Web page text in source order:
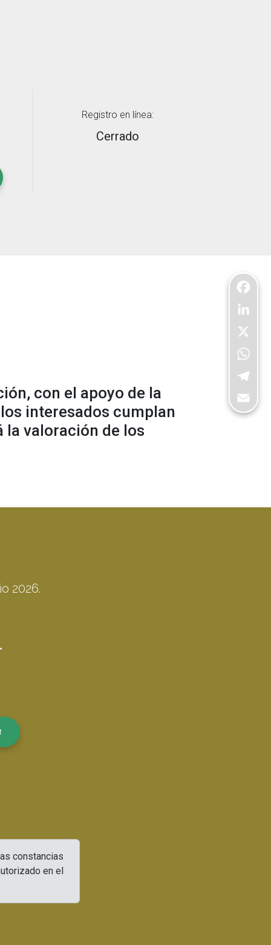
Registro en línea:
Cerrado
con el apoyo de la
interesados cumplan
la valoración de los
2026.
constancias
en el
Email